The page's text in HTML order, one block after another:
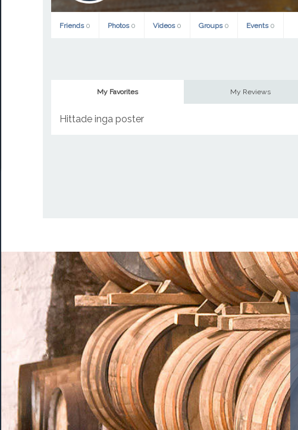
Friends 0 Photos 0 Videos 0 Groups 0 Events 0
My Favorites My Reviews
Hittade inga poster